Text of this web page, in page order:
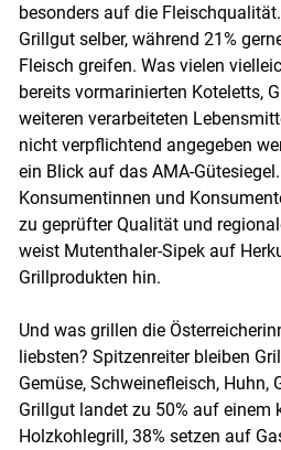
Skip to main
besonders auf die
Grillgut selber, während 21%
Fleisch greifen. Was vielen
bereits vormarinierten Koteletts,
weiteren verarbeiteten
nicht verpflichtend angegeben
ein Blick auf das AMA-
Konsumentinnen und
zu geprüfter Qualität und
weist Mutenthaler-Sipek auf
Grillprodukten hin.
Und was grillen die
liebsten? Spitzenreiter bleiben
Gemüse, Schweinefleisch, Huhn,
Grillgut landet zu 50% auf einem
Holzkohlegrill, 38% setzen auf